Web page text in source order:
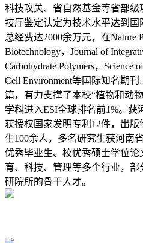
科技攻关、省自然基金等省部
技厅鉴定认定为技术水平达到
总经费达2000余万元，在Nature
Biotechnology，Journal of
Carbohydrate Polymers，Science
Cell Environment等国际知名期
篇，有力支撑了本校“植物和动
学科进入ESI全球排名前1%。获
获授权国家发明专利12件，出
生100余人，多名研究生获河南
优秀毕业生、校优秀硕士学位
育、科技、管理等多个行业，
研院所的骨干人才。